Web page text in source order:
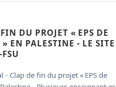
DU PROJET « EPS DE
EN PALESTINE - LE SITE
- Clap de fin du projet « EPS de